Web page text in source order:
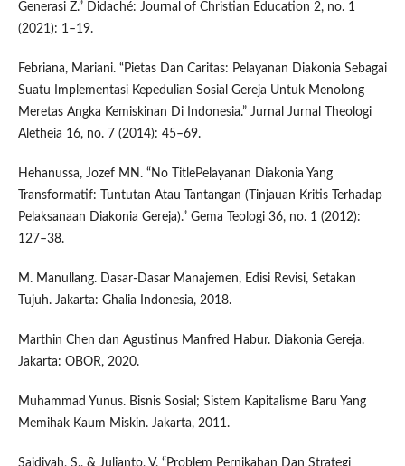
Generasi Z.” Didaché: Journal of Christian Education 2, no. 1
(2021): 1–19.
Febriana, Mariani. “Pietas Dan Caritas: Pelayanan Diakonia Sebagai
Suatu Implementasi Kepedulian Sosial Gereja Untuk Menolong
Meretas Angka Kemiskinan Di Indonesia.” Jurnal Jurnal Theologi
Aletheia 16, no. 7 (2014): 45–69.
Hehanussa, Jozef MN. “No TitlePelayanan Diakonia Yang
Transformatif: Tuntutan Atau Tantangan (Tinjauan Kritis Terhadap
Pelaksanaan Diakonia Gereja).” Gema Teologi 36, no. 1 (2012):
127–38.
M. Manullang. Dasar-Dasar Manajemen, Edisi Revisi, Setakan
Tujuh. Jakarta: Ghalia Indonesia, 2018.
Marthin Chen dan Agustinus Manfred Habur. Diakonia Gereja.
Jakarta: OBOR, 2020.
Muhammad Yunus. Bisnis Sosial; Sistem Kapitalisme Baru Yang
Memihak Kaum Miskin. Jakarta, 2011.